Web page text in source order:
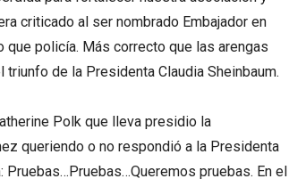
criticado al ser nombrado Embajador en
policía. Más correcto que las arengas
de la Presidenta Claudia Sheinbaum.
Polk que lleva presidio la
queriendo o no respondió a la Presidenta
pruebas. En el